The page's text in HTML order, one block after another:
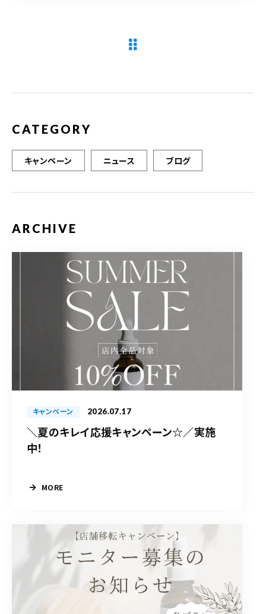
CATEGORY
キャンペーン ニュース ブログ
ARCHIVE
キャンペーン 2026.07.17
＼夏のキレイ応援キャンペーン☆／実施
中！
MORE